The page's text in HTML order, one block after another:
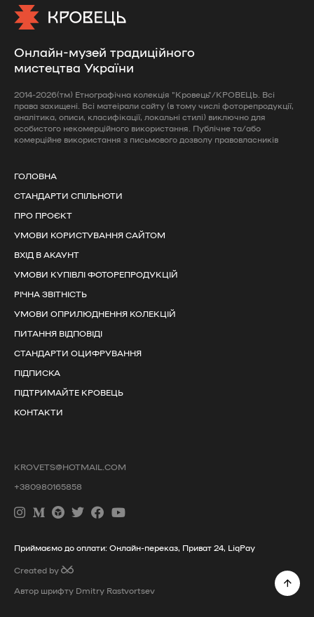
Онлайн-музей традиційного
мистецтва України
2014-2026(тм) Етнографічна колекція "Кровець"/КРОВЕЦЬ. Всі
права захищені. Всі матеірали сайту (в тому числі фоторепродукції,
аналітика, описи, класифікації, локальні стилі) виключно для
особистого некомерційного використання. Публічне та/або
комерційне використання з письмового дозволу правовласників
ГОЛОВНА
СТАНДАРТИ СПІЛЬНОТИ
ПРО ПРОЄКТ
УМОВИ КОРИСТУВАННЯ САЙТОМ
ВХІД В АКАУНТ
УМОВИ КУПІВЛІ ФОТОРЕПРОДУКЦІЙ
РІЧНА ЗВІТНІСТЬ
УМОВИ ОПРИЛЮДНЕННЯ КОЛЕКЦІЙ
ПИТАННЯ ВІДПОВІДІ
СТАНДАРТИ ОЦИФРУВАННЯ
ПІДПИСКА
ПІДТРИМАЙТЕ КРОВЕЦЬ
КОНТАКТИ
KROVETS@HOTMAIL.COM
+380980165858
Приймаємо до оплати: Онлайн-переказ, Приват 24, LiqPay
Created by
Автор шрифту Dmitry Rastvortsev